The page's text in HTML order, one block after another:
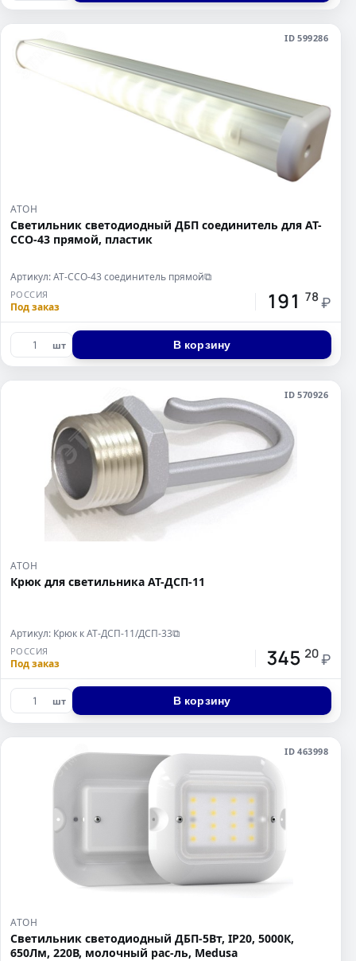
ID 599286
АТОН
Светильник светодиодный ДБП соединитель для АТ-
ССО-43 прямой, пластик
Артикул: АТ-ССО-43 соединитель прямой⧉
РОССИЯ
Под заказ 191 78 ₽
шт В корзину
ID 570926
АТОН
Крюк для светильника АТ-ДСП-11
Артикул: Крюк к АТ-ДСП-11/ДСП-33⧉
РОССИЯ
Под заказ 345 20 ₽
шт В корзину
ID 463998
АТОН
Светильник светодиодный ДБП-5Вт, IP20, 5000К,
650Лм, 220В, молочный рас-ль, Medusa